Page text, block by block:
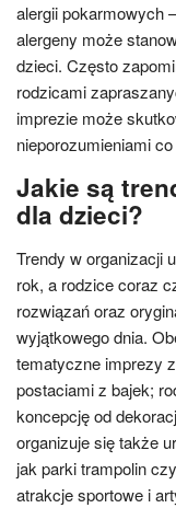
alergii pokarmowych
alergeny może
dzieci. Często
rodzicami
imprezie może
nieporozumieniami
Jakie są
dla dzieci?
Trendy w organizacji
rok, a rodzice coraz
rozwiązań oraz
wyjątkowego dnia.
tematyczne imprezy
postaciami z bajek;
koncepcję od
organizuje się także
jak parki trampolin
atrakcje sportowe i